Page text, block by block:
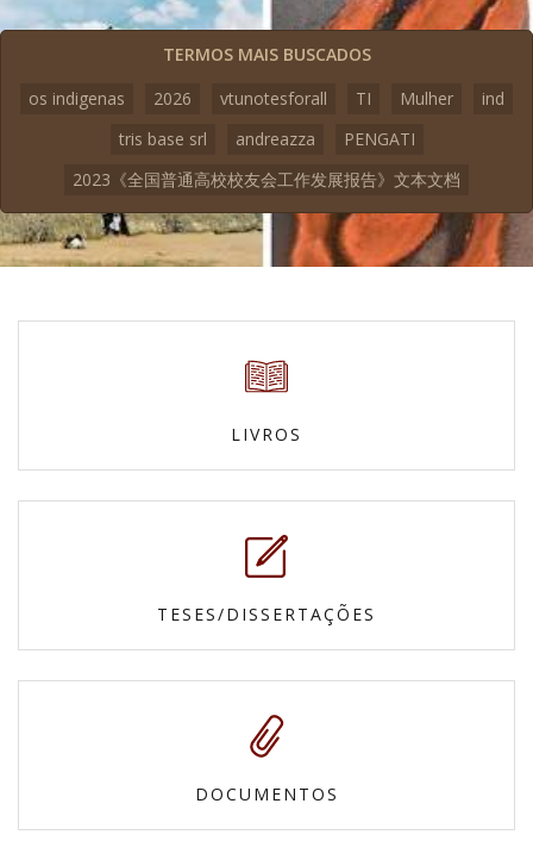
TERMOS MAIS BUSCADOS
os indigenas
2026 vtunotesforall TI Mulher
ind
tris base srl
andreazza
PENGATI
2023《全国普通高校校友会工作发展报告》文本文档
LIVROS
TESES/DISSERTAÇÕES
DOCUMENTOS